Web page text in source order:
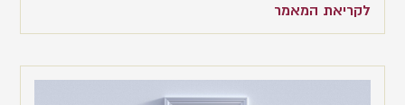
לקריאת המאמר